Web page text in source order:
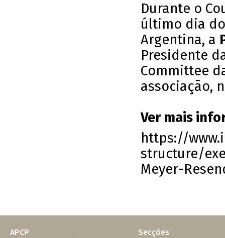
Durante o
último dia do
Argentina, a
Presidente
Committee
associação,
Ver mais
https://
structure/
Meyer-
APCP
Secções